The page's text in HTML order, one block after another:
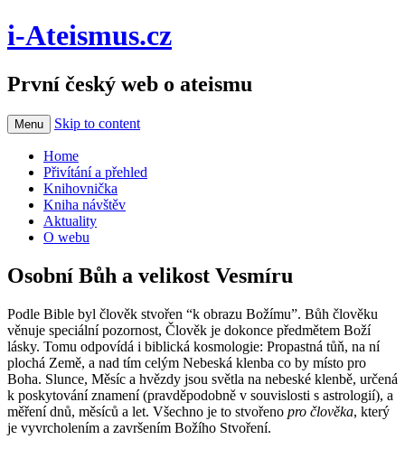
i-Ateismus.cz
První český web o ateismu
Menu Skip to content
Home
Přivítání a přehled
Knihovnička
Kniha návštěv
Aktuality
O webu
Osobní Bůh a velikost Vesmíru
Podle Bible byl člověk stvořen “k obrazu Božímu”. Bůh člověku
věnuje speciální pozornost, Člověk je dokonce předmětem Boží
lásky. Tomu odpovídá i biblická kosmologie: Propastná tůň, na ní
plochá Země, a nad tím celým Nebeská klenba co by místo pro
Boha. Slunce, Měsíc a hvězdy jsou světla na nebeské klenbě, určená
k poskytování znamení (pravděpodobně v souvislosti s astrologií), a
měření dnů, měsíců a let. Všechno je to stvořeno pro člověka, který
je vyvrcholením a završením Božího Stvoření.